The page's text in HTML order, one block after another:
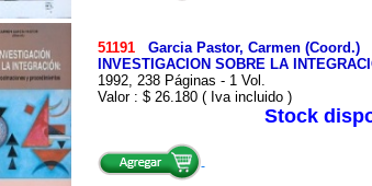
51191 Garcia Pastor, Carmen (Coord.)
INVESTIGACION SOBRE LA
1992, 238 Páginas - 1 Vol.
Valor : $ 26.180 ( Iva incluido )
Stock